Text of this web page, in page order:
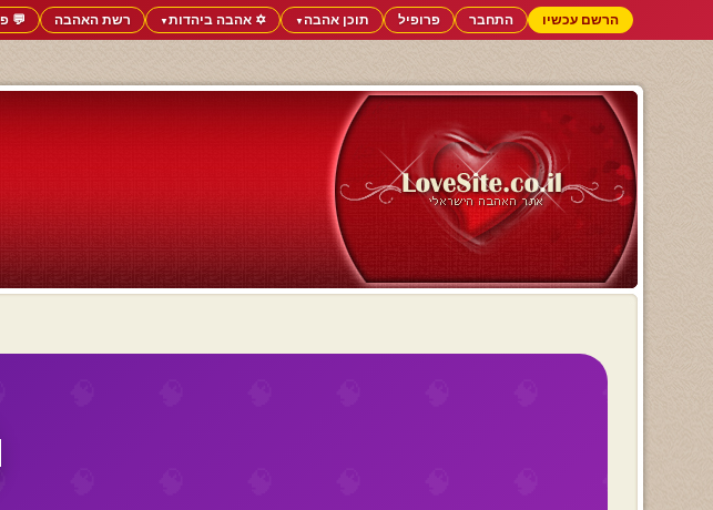
הרשם עכשיו התחבר פרופיל תוכן אהבה▼ ✡️ אהבה ביהדות▼ רשת האהבה 💬